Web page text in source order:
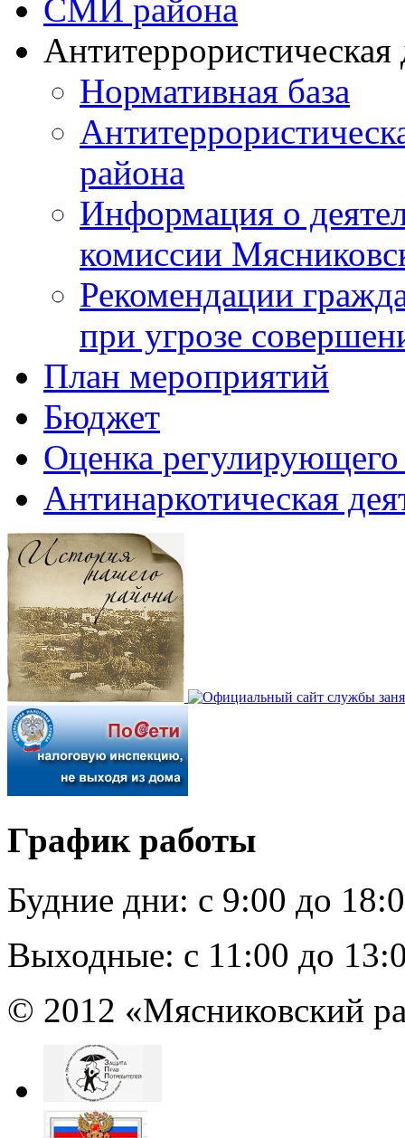
СМИ района
Антитеррористическая
Нормативная база
района
Информация о
комиссии
Рекомендации
при угрозе
План мероприятий
Бюджет
Оценка регулирующего
Антинаркотическая
График работы
Будние дни: c 9:00 до
Выходные: с 11:00 до
© 2012 «Мясниковский